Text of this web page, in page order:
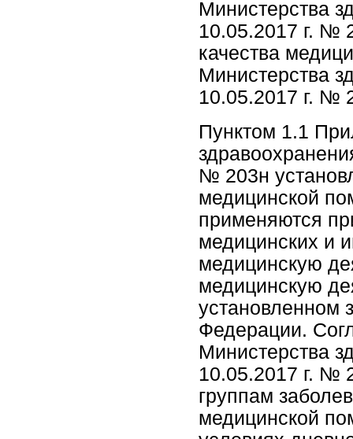
Министерства
10.05.2017 г. №
качества
Министерства
10.05.2017 г. №
Пунктом 1.1
№ 203н
медицинской
применяются
медицинских и
медицинскую
медицинскую
установленном
Федерации.
Министерства
10.05.2017 г. №
группам
медицинской